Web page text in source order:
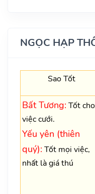
NGỌC HẠP
Sao Tốt
Bất Tương: Tốt cho
việc cưới.
Yếu yên (thiên
quý): Tốt mọi việc,
nhất là giá thú